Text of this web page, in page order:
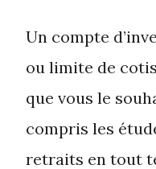
Un compte
ou limite de
que vous le
compris les
retraits en tout